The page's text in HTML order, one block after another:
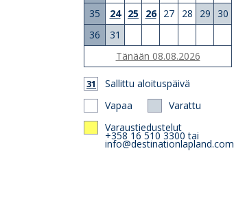
35
24 25 26 27 28 29
30
36
31
Tänään 08.08.2026
31
Sallittu aloituspäivä
Vapaa
Varattu
Varaustiedustelut
+358 16 510 3300 tai
info@destinationlapland.com